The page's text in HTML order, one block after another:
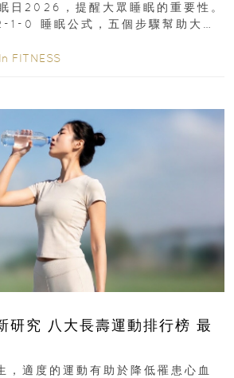
日2026，提醒大眾睡眠的重要性。
0 睡眠公式，五個步驟幫助大家
In FITNESS
研究 八大長壽運動排行榜 最
，適度的運動有助於降低罹患心血